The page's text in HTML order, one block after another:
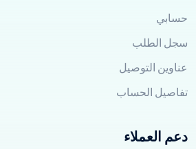
حسابي
سجل الطلب
عناوين التوصيل
تفاصيل الحساب
دعم العملاء